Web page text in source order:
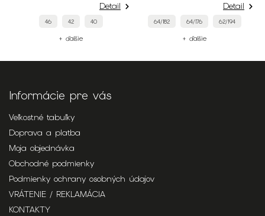
Detail
46 42 40
+ ďalšie
Detail
64/182 64/176 62/194
+ ďalšie
Informácie pre vás
Veľkostné tabuľky
Doprava a platba
Moja objednávka
Obchodné podmienky
Podmienky ochrany osobných údajov
VRÁTENIE / REKLAMÁCIA
KONTAKTY